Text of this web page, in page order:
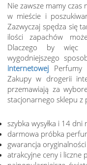
Nie zawsze mamy
w mieście i
Zazwyczaj spędza się
ilości zapachów
Dlaczego by więc
wygodniejszego
internetowej Perfumy
Zakupy w drogerii
przemawiają za
stacjonarnego sklepu z
szybka wysyłka i 14 dni
darmowa próbka
gwarancja
atrakcyjne ceny i liczne